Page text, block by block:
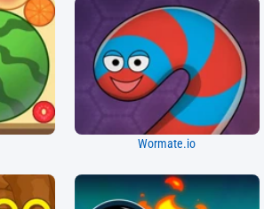
Wormate.io